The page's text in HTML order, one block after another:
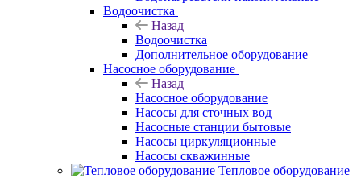
Водоочистка
Назад
Водоочистка
Дополнительное оборудование
Насосное оборудование
Назад
Насосное оборудование
Насосы для сточных вод
Насосные станции бытовые
Насосы циркуляционные
Насосы скважинные
Тепловое оборудование